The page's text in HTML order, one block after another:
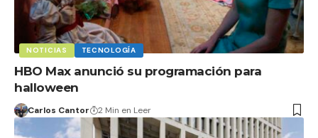
NOTICIAS TECNOLOGÍA
HBO Max anunció su programación para
halloween
Carlos Cantor 2 Min en Leer